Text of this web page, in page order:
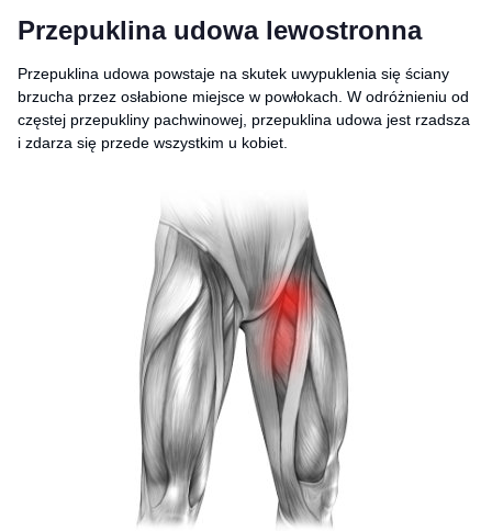
Przepuklina udowa lewostronna
Przepuklina udowa powstaje na skutek uwypuklenia się ściany
brzucha przez osłabione miejsce w powłokach. W odróżnieniu od
częstej przepukliny pachwinowej, przepuklina udowa jest rzadsza
i zdarza się przede wszystkim u kobiet.